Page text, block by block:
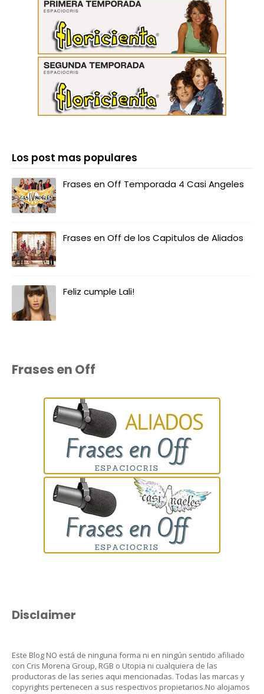
Los post mas populares
Frases en Off Temporada 4 Casi Angeles
Frases en Off de los Capitulos de Aliados
Feliz cumple Lali!
Frases en Off
Disclaimer
Este Blog NO está de ninguna forma ni en ningún sentido afiliado
con Cris Morena Group, RGB o Utopia ni cualquiera de las
productoras de las series aqui mencionadas. Todas las marcas y
copyrights pertenecen a sus respectivos propietarios.No alojamos